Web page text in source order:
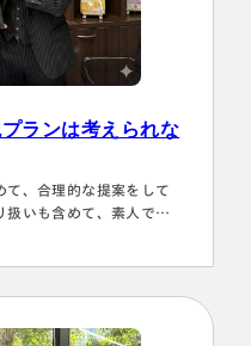
ランは考えられな
て、合理的な提案をして
扱いも含めて、素人では